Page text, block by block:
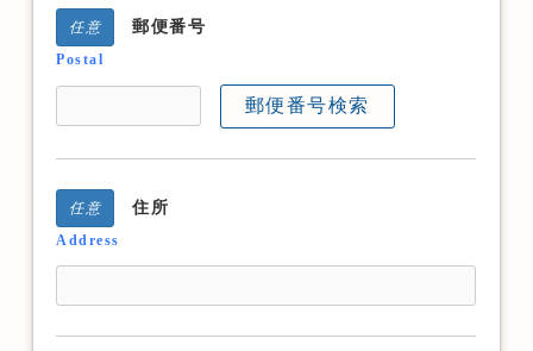
任意 郵便番号
Postal
郵便番号検索
任意 住所
Address